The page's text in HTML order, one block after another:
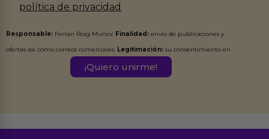
política de privacidad
Responsable: Ferran Roig Muñoz Finalidad: envío de publicaciones y
ofertas así como correos comerciales. Legitimación: su consentimiento en
Destinatarios:Ferran Roig Muñoz. Podrás ejercer tus